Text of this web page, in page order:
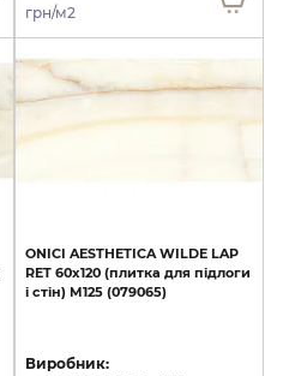
грн/м2
ONICI AESTHETICA WILDE LAP
RET 60х120 (плитка для підлоги
і стін) M125 (079065)
Виробник: